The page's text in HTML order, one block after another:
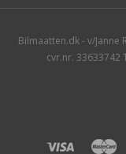
Bilmaatten.dk - v/Janne
cvr.nr. 33633742